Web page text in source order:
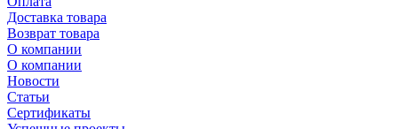
Доставка товара
Возврат товара
О компании
О компании
Новости
Статьи
Сертификаты